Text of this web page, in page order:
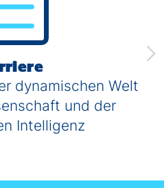
dynamischen Welt
und der
Intelligenz